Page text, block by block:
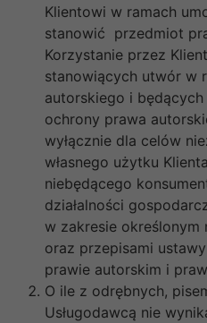
Klientowi w ramach
stanowić przedmiot
Korzystanie przez
stanowiących utwór w
autorskiego i
ochrony prawa
wyłącznie dla celów
własnego użytku
niebędącego
działalności
w zakresie określonym
oraz przepisami
prawie autorskim i
O ile z odrębnych,
Usługodawcą nie